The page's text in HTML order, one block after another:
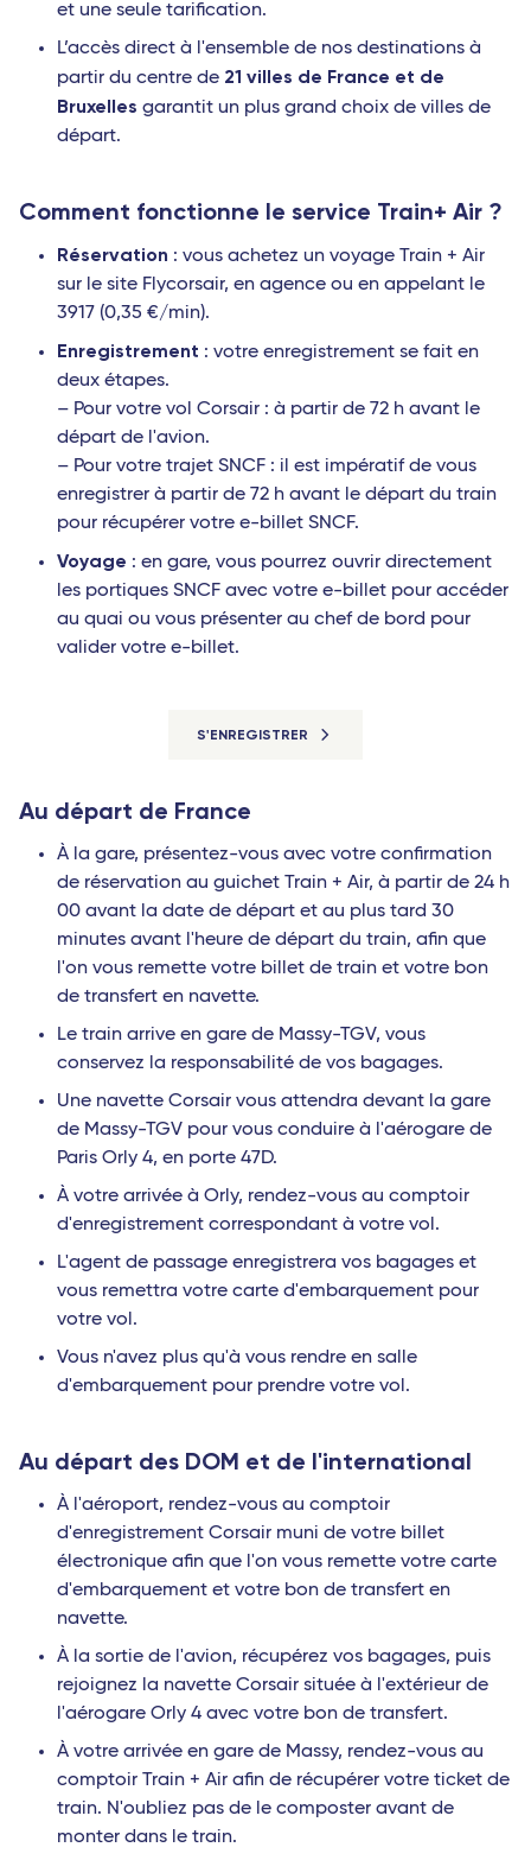
et une seule tarification.
L’accès direct à l'ensemble de nos destinations à
partir du centre de 21 villes de France et de
Bruxelles garantit un plus grand choix de villes de
départ.
Comment fonctionne le service Train+ Air ?
Réservation : vous achetez un voyage Train + Air
sur le site Flycorsair, en agence ou en appelant le
3917 (0,35 €/min).
Enregistrement : votre enregistrement se fait en
deux étapes.
– Pour votre vol Corsair : à partir de 72 h avant le
départ de l'avion.
– Pour votre trajet SNCF : il est impératif de vous
enregistrer à partir de 72 h avant le départ du train
pour récupérer votre e-billet SNCF.
Voyage : en gare, vous pourrez ouvrir directement
les portiques SNCF avec votre e-billet pour accéder
au quai ou vous présenter au chef de bord pour
valider votre e-billet.
S'ENREGISTRER
Au départ de France
À la gare, présentez-vous avec votre confirmation
de réservation au guichet Train + Air, à partir de 24 h
00 avant la date de départ et au plus tard 30
minutes avant l'heure de départ du train, afin que
l'on vous remette votre billet de train et votre bon
de transfert en navette.
Le train arrive en gare de Massy-TGV, vous
conservez la responsabilité de vos bagages.
Une navette Corsair vous attendra devant la gare
de Massy-TGV pour vous conduire à l'aérogare de
Paris Orly 4, en porte 47D.
À votre arrivée à Orly, rendez-vous au comptoir
d'enregistrement correspondant à votre vol.
L'agent de passage enregistrera vos bagages et
vous remettra votre carte d'embarquement pour
votre vol.
Vous n'avez plus qu'à vous rendre en salle
d'embarquement pour prendre votre vol.
Au départ des DOM et de l'international
À l'aéroport, rendez-vous au comptoir
d'enregistrement Corsair muni de votre billet
électronique afin que l'on vous remette votre carte
d'embarquement et votre bon de transfert en
navette.
À la sortie de l'avion, récupérez vos bagages, puis
rejoignez la navette Corsair située à l'extérieur de
l'aérogare Orly 4 avec votre bon de transfert.
À votre arrivée en gare de Massy, rendez-vous au
comptoir Train + Air afin de récupérer votre ticket de
train. N'oubliez pas de le composter avant de
monter dans le train.